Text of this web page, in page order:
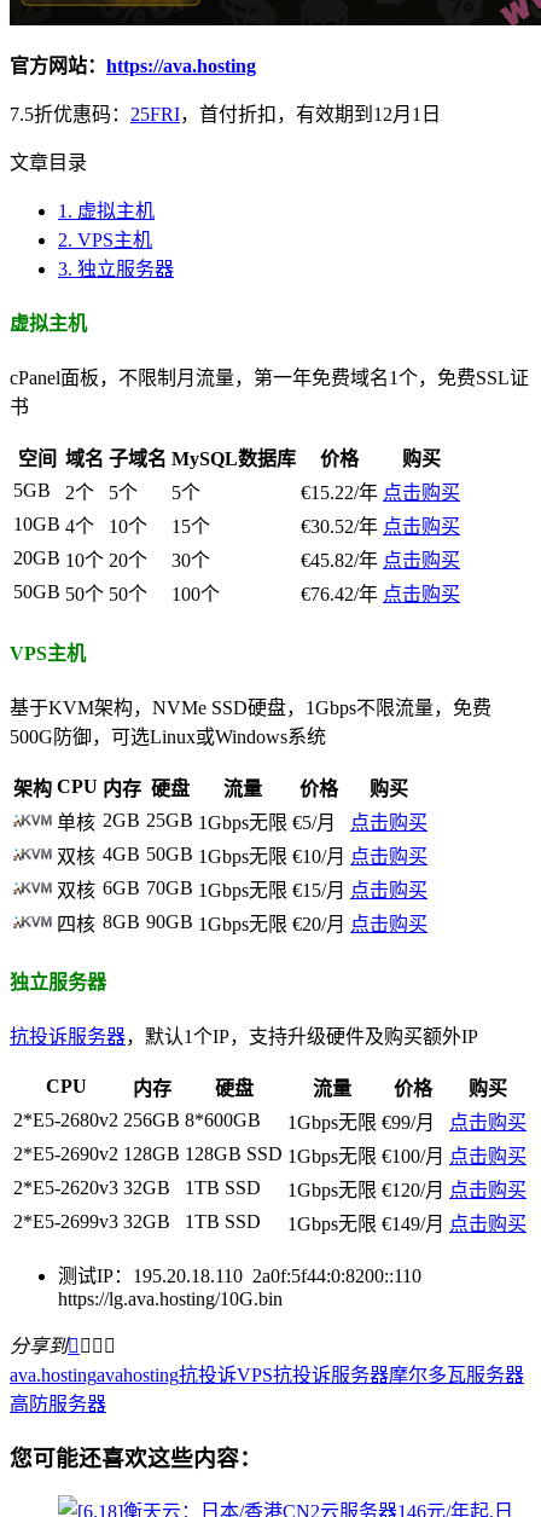
官方网站： https://ava.hosting
7.5折优惠码： 25FRI，首付折扣，有效期到12月1日
文章目录
1. 虚拟主机
2. VPS主机
3. 独立服务器
虚拟主机
cPanel面板，不限制月流量，第一年免费域名1个，免费SSL证
书
空间 域名 子域名 MySQL数据库 价格
购买
5GB
2个 5个 5个 €15.22/年 点击购买
10GB 4个 10个 15个 €30.52/年 点击购买
20GB 10个 20个 30个 €45.82/年 点击购买
50GB 50个 50个 100个 €76.42/年 点击购买
VPS主机
基于KVM架构，NVMe SSD硬盘，1Gbps不限流量，免费
500G防御，可选Linux或Windows系统
架构 CPU 内存 硬盘 流量 价格
购买
单核 2GB 25GB 1Gbps无限 €5/月
点击购买
双核 4GB 50GB 1Gbps无限 €10/月 点击购买
双核 6GB 70GB 1Gbps无限 €15/月 点击购买
四核 8GB 90GB 1Gbps无限 €20/月 点击购买
独立服务器
抗投诉服务器，默认1个IP，支持升级硬件及购买额外IP
CPU 内存 硬盘 流量 价格
购买
2*E5-2680v2 256GB 8*600GB 1Gbps无限 €99/月
点击购买
2*E5-2690v2 128GB 128GB SSD 1Gbps无限 €100/月 点击购买
2*E5-2620v3 32GB 1TB SSD 1Gbps无限 €120/月 点击购买
2*E5-2699v3 32GB 1TB SSD 1Gbps无限 €149/月 点击购买
测试IP：195.20.18.110 2a0f:5f44:0:8200::110
https://lg.ava.hosting/10G.bin
分享到   
ava.hostingavahosting抗投诉VPS抗投诉服务器摩尔多瓦服务器
高防服务器
您可能还喜欢这些内容：